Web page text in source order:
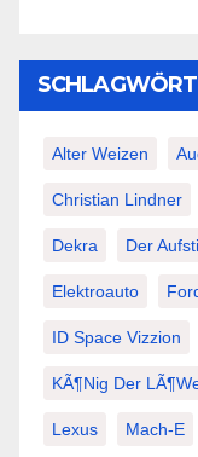
Alter Weizen
Christian Lindner
Dekra Der
Elektroauto
ID Space Vizzion
KÃ¶nig Der
Lexus Mach-E